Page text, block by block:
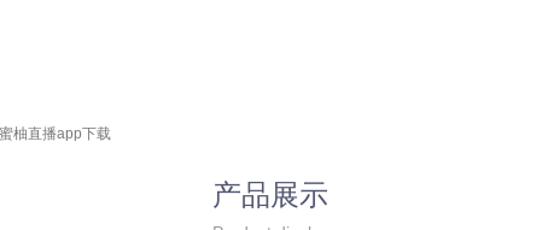
柚直播app下载
产品展示